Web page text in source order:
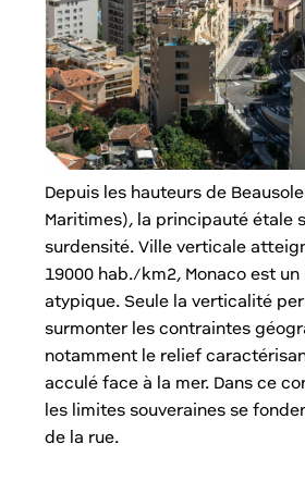
Depuis les hauteurs de
Maritimes), la principauté étale
surdensité. Ville verticale
19000 hab./km2, Monaco est
atypique. Seule la verticalité
surmonter les contraintes
notamment le relief
acculé face à la mer. Dans ce
les limites souveraines se
de la rue.